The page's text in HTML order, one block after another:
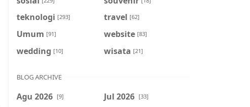
teknologi [293] travel [62]
Umum [91] website [83]
wedding [10] wisata [21]
BLOG ARCHIVE
Agu 2026 [9] Jul 2026 [33]